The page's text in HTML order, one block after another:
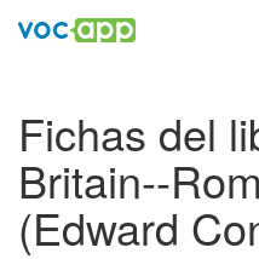
Fichas del
Britain--
(Edward